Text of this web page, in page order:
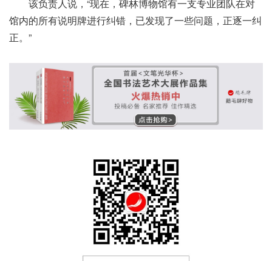
该负责人说，“现在，碑林博物馆有一支专业团队在对
馆内的所有说明牌进行纠错，已发现了一些问题，正逐一纠
正。”